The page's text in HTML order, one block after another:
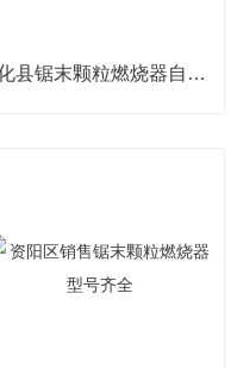
安化县锯末颗粒燃烧器自动化进料